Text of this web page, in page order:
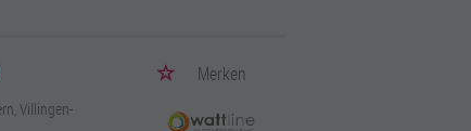
Merken
Villingen-